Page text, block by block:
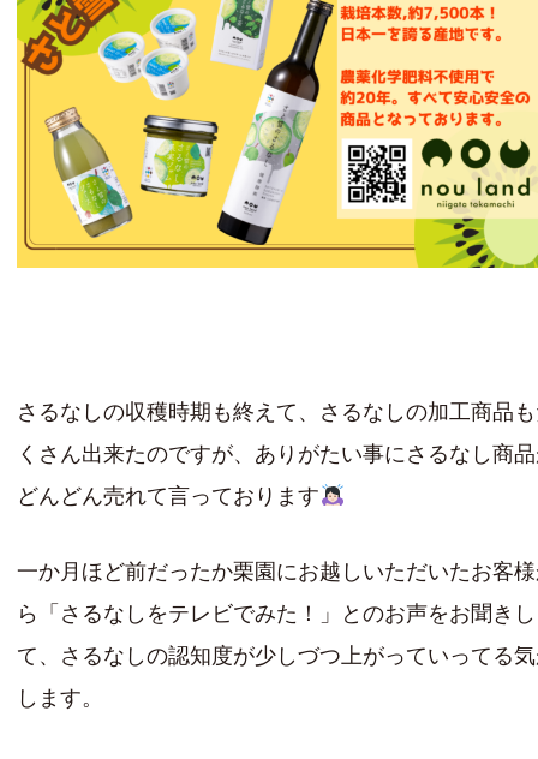
さるなしの収穫時期も終えて、さるなしの加工商品
くさん出来たのですが、ありがたい事にさるなし商
どんどん売れて言っております
一か月ほど前だったか栗園にお越しいただいたお客
ら「さるなしをテレビでみた！」とのお声をお聞きし
て、さるなしの認知度が少しづつ上がっていってる
します。